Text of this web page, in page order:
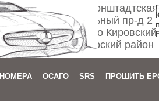
Спб ул.
Мебельный пр-д 2
м. Автово
Приморский район
НОМЕРА ОСАГО SRS ПРОШИТЬ